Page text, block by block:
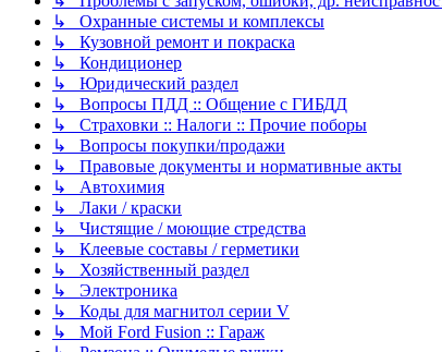
↳ Охранные системы и комплексы
↳ Кузовной ремонт и покраска
↳ Кондиционер
↳ Юридический раздел
↳ Вопросы ПДД :: Общение с ГИБДД
↳ Страховки :: Налоги :: Прочие поборы
↳ Вопросы покупки/продажи
↳ Правовые документы и нормативные акты
↳ Автохимия
↳ Лаки / краски
↳ Чистящие / моющие стредства
↳ Клеевые составы / герметики
↳ Хозяйственный раздел
↳ Электроника
↳ Коды для магнитол серии V
↳ Мой Ford Fusion :: Гараж